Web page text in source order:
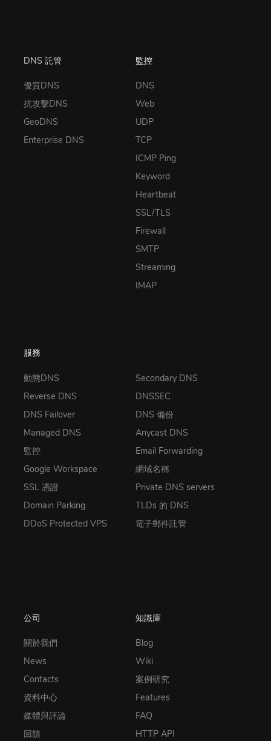
DNS 託管
優質DNS
抗攻擊DNS
GeoDNS
Enterprise DNS
監控
DNS
Web
UDP
TCP
ICMP Ping
Keyword
Heartbeat
SSL/TLS
Firewall
SMTP
Streaming
IMAP
服務
動態DNS
Reverse DNS
DNS Failover
Managed DNS
監控
Google Workspace
SSL 憑證
Domain Parking
DDoS Protected VPS
Secondary DNS
DNSSEC
DNS 備份
Anycast DNS
Email Forwarding
網域名稱
Private DNS servers
TLDs 的 DNS
電子郵件託管
公司
關於我們
News
Contacts
資料中心
媒體與評論
回饋
知識庫
Blog
Wiki
案例研究
Features
FAQ
HTTP API